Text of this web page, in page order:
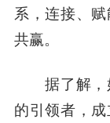
系，连接、
共赢。
据了解，
的引领者，